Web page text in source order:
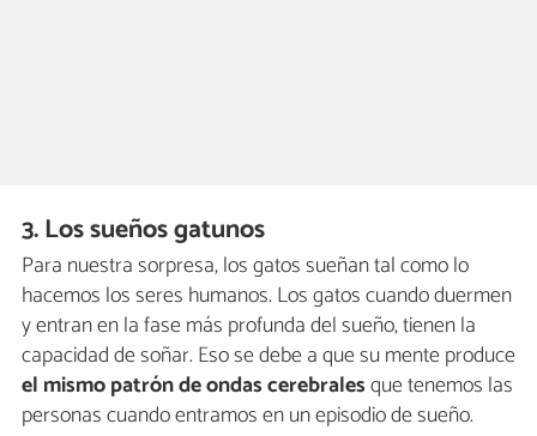
3. Los sueños gatunos
Para nuestra sorpresa, los gatos sueñan tal como lo
hacemos los seres humanos. Los gatos cuando duermen
y entran en la fase más profunda del sueño, tienen la
capacidad de soñar. Eso se debe a que su mente produce
el mismo patrón de ondas cerebralesque tenemos las
personas cuando entramos en un episodio de sueño.